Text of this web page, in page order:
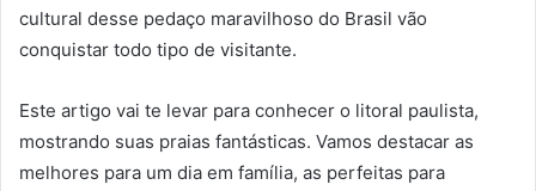
cultural desse pedaço maravilhoso do Brasil vão
conquistar todo tipo de visitante.
Este artigo vai te levar para conhecer o litoral paulista,
mostrando suas praias fantásticas. Vamos destacar as
melhores para um dia em família, as perfeitas para